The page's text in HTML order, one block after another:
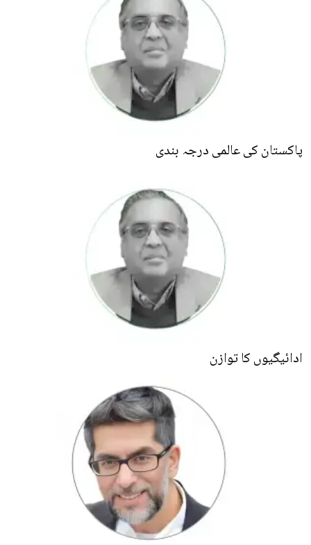
پاکستان کی عالمی درجہ بندی
ادائیگیوں کا توازن